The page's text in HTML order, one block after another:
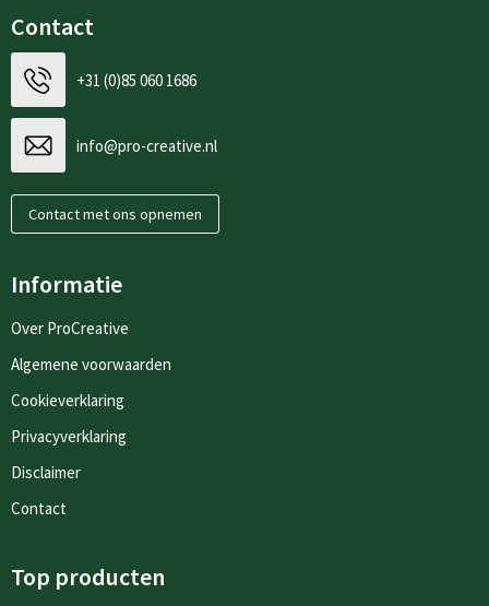
Contact
+31 (0)85 060 1686
info@pro-creative.nl
Contact met ons opnemen
Informatie
Over ProCreative
Algemene voorwaarden
Cookieverklaring
Privacyverklaring
Disclaimer
Contact
Top producten